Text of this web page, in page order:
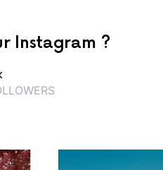
Instagram ?